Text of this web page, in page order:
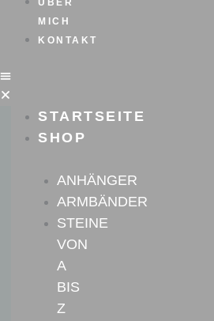
ÜBER
MICH
KONTAKT
STARTSEITE
SHOP
ANHÄNGER
ARMBÄNDER
STEINE
VON
A
BIS
Z